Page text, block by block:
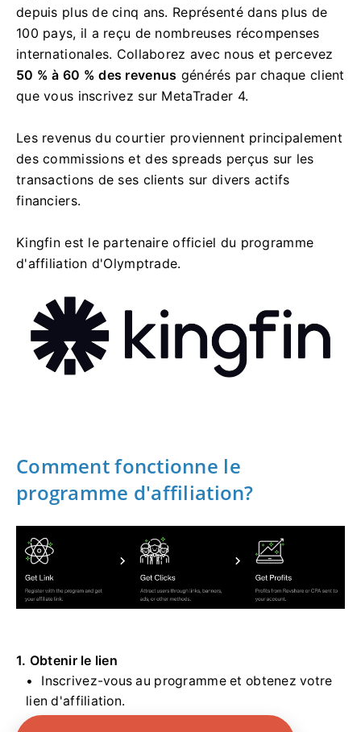
depuis plus de cinq ans. Représenté dans plus de
100 pays, il a reçu de nombreuses récompenses
internationales. Collaborez avec nous et percevez
50 % à 60 % des revenus générés par chaque client
que vous inscrivez sur MetaTrader 4.
Les revenus du courtier proviennent principalement
des commissions et des spreads perçus sur les
transactions de ses clients sur divers actifs
financiers.
Kingfin est le partenaire officiel du programme
d'affiliation d'Olymptrade.
Comment fonctionne le
programme d'affiliation?
1. Obtenir le lien
Inscrivez-vous au programme et obtenez votre
lien d'affiliation.